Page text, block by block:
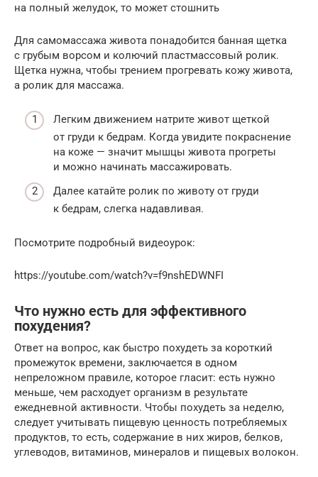
на полный желудок, то может стошнить
Для самомассажа живота понадобится банная щетка
с грубым ворсом и колючий пластмассовый ролик.
Щетка нужна, чтобы трением прогревать кожу живота,
а ролик для массажа.
Легким движением натрите живот щеткой
от груди к бедрам. Когда увидите покраснение
на коже — значит мышцы живота прогреты
и можно начинать массажировать.
Далее катайте ролик по животу от груди
к бедрам, слегка надавливая.
Посмотрите подробный видеоурок:
https://youtube.com/watch?v=f9nshEDWNFI
Что нужно есть для эффективного
похудения?
Ответ на вопрос, как быстро похудеть за короткий
промежуток времени, заключается в одном
непреложном правиле, которое гласит: есть нужно
меньше, чем расходует организм в результате
ежедневной активности. Чтобы похудеть за неделю,
следует учитывать пищевую ценность потребляемых
продуктов, то есть, содержание в них жиров, белков,
углеводов, витаминов, минералов и пищевых волокон.